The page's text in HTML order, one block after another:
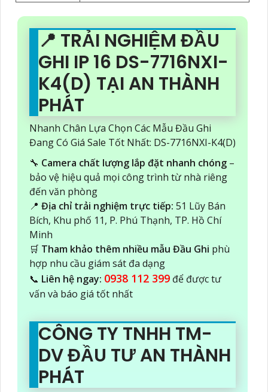
📍 TRẢI NGHIỆM ĐẦU
GHI IP 16 DS-7716NXI-
K4(D) TẠI AN THÀNH
PHÁT
Nhanh Chân Lựa Chọn Các Mẫu Đầu Ghi
Đang Có Giá Sale Tốt Nhất: DS-7716NXI-K4(D)
🔧 Camera chất lượng lắp đặt nhanh chóng –
bảo vệ hiệu quả mọi công trình từ nhà riêng
đến văn phòng
📍 Địa chỉ trải nghiệm trực tiếp: 51 Lũy Bán
Bích, Khu phố 11, P. Phú Thạnh, TP. Hồ Chí
Minh
🛒 Tham khảo thêm nhiều mẫu Đầu Ghi phù
hợp nhu cầu giám sát đa dạng
📞 Liên hệ ngay: 0938 112 399 để được tư
vấn và báo giá tốt nhất
CÔNG TY TNHH TM-
DV ĐẦU TƯ AN THÀNH
PHÁT